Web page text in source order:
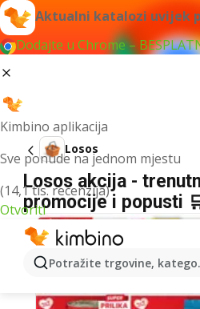
Aktualni katalozi uvijek
Dodajte u Chrome –
Kimbino aplikacija
Sve ponude na jednom mjestu
(14,1 tis. recenzija)
Otvoriti
Potražite trgovine,
Losos
Losos akcija -
promocije i popusti